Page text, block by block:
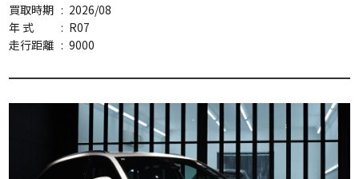
買取時期 : 2026/08
年 式
: R07
走行距離 : 9000